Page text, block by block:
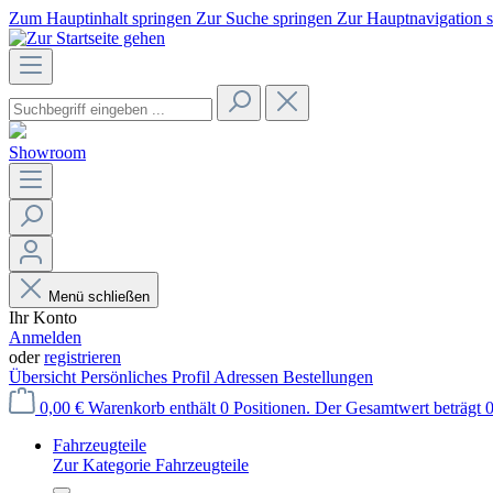
Zum Hauptinhalt springen Zur Suche springen Zur Hauptnavigation
Showroom
Menü schließen
Ihr Konto
Anmelden
oderregistrieren
Übersicht Persönliches Profil Adressen Bestellungen
0,00 € Warenkorb enthält 0 Positionen. Der Gesamtwert beträgt
Fahrzeugteile
Zur Kategorie Fahrzeugteile